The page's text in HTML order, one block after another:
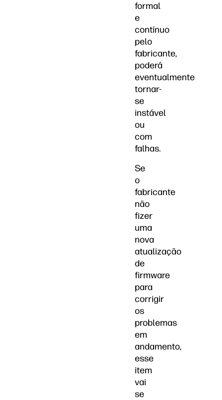
formal
e
contínuo
pelo
fabricante,
poderá
eventualmente
tornar-
se
instável
ou
com
falhas.
Se
o
fabricante
não
fizer
uma
nova
atualização
de
firmware
para
corrigir
os
problemas
em
andamento,
esse
item
vai
se